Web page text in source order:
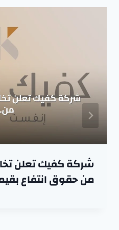
شركة كفيك تعلن
من حقوق انتفاع بقيمة 3.14 مليون